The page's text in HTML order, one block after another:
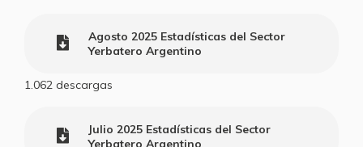
Agosto 2025 Estadísticas del Sector
Yerbatero Argentino
1.062 descargas
Julio 2025 Estadísticas del Sector
Yerbatero Argentino